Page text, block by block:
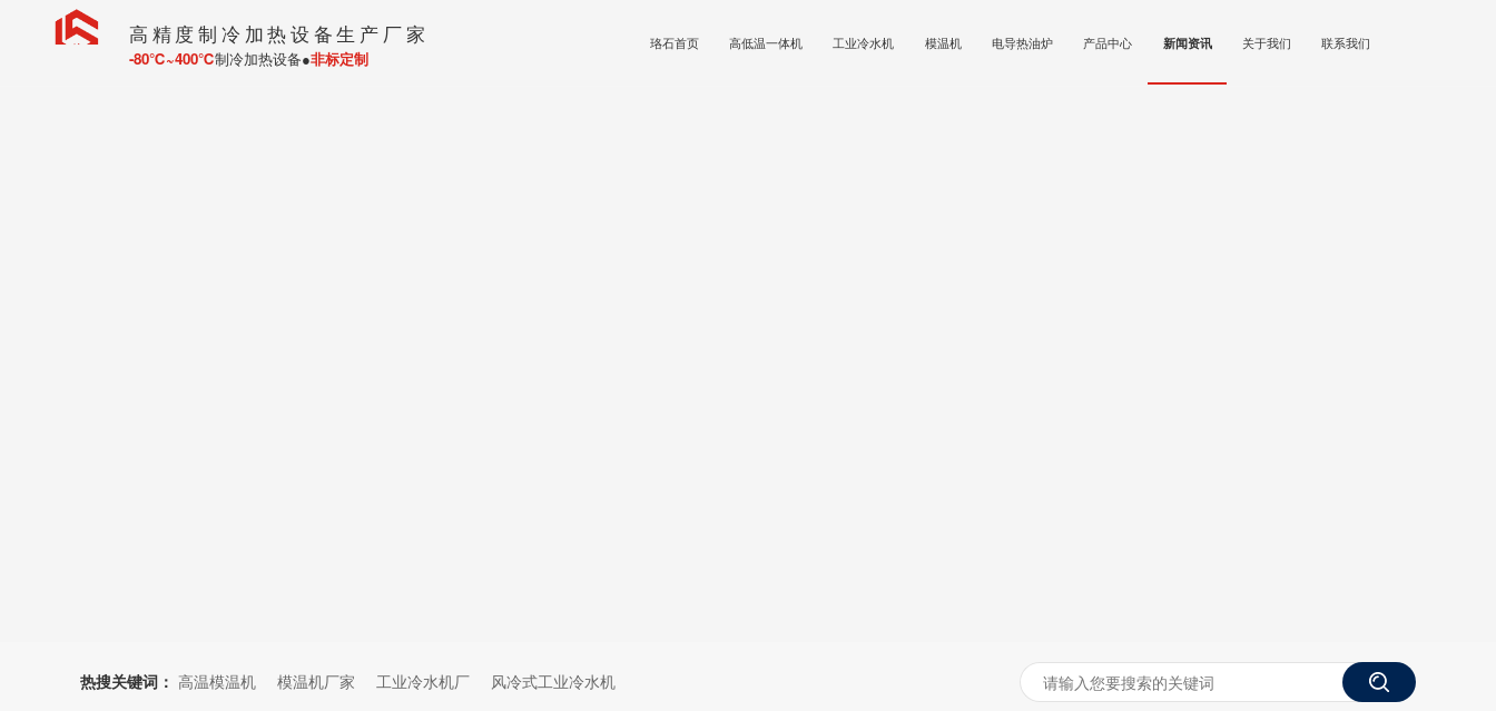
高精度制冷加热设备生产厂家
-80℃~400℃制冷加热设备●非标定制
珞石首页 高低温一体机 工业冷水机 模温机 电导热油炉 产品中心 新闻资讯 关于我们 联系我们
热搜关键词： 高温模温机 模温机厂家 工业冷水机厂 风冷式工业冷水机